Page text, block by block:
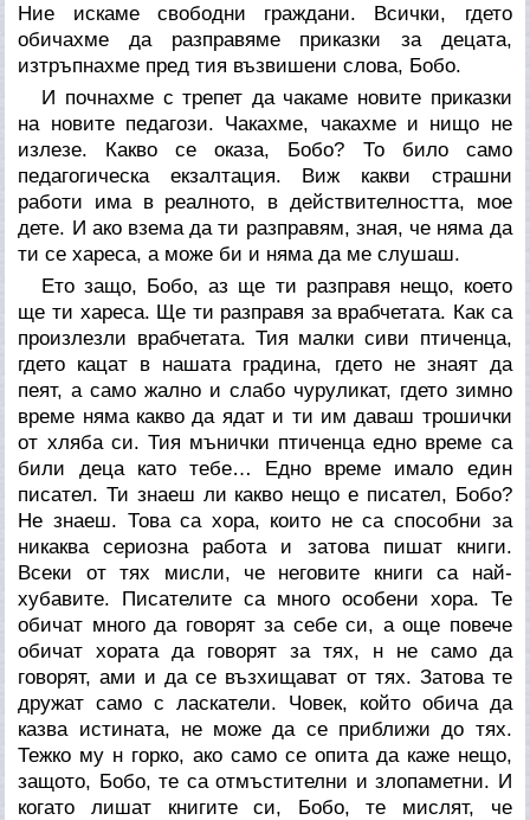
Ние искаме свободни граждани. Всички, гдето
обичахме да разправяме приказки за децата,
изтръпнахме пред тия възвишени слова, Бобо.
И почнахме с трепет да чакаме новите приказки
на новите педагози. Чакахме, чакахме и нищо не
излезе. Какво се оказа, Бобо? То било само
педагогическа екзалтация. Виж какви страшни
работи има в реалното, в действителността, мое
дете. И ако взема да ти разправям, зная, че няма да
ти се хареса, а може би и няма да ме слушаш.
Ето защо, Бобо, аз ще ти разправя нещо, което
ще ти хареса. Ще ти разправя за врабчетата. Как са
произлезли врабчетата. Тия малки сиви птиченца,
гдето кацат в нашата градина, гдето не знаят да
пеят, а само жално и слабо чуруликат, гдето зимно
време няма какво да ядат и ти им даваш трошички
от хляба си. Тия мънички птиченца едно време са
били деца като тебе… Едно време имало един
писател. Ти знаеш ли какво нещо е писател, Бобо?
Не знаеш. Това са хора, които не са способни за
никаква сериозна работа и затова пишат книги.
Всеки от тях мисли, че неговите книги са най-
хубавите. Писателите са много особени хора. Те
обичат много да говорят за себе си, а още повече
обичат хората да говорят за тях, н не само да
говорят, ами и да се възхищават от тях. Затова те
дружат само с ласкатели. Човек, който обича да
казва истината, не може да се приближи до тях.
Тежко му н горко, ако само се опита да каже нещо,
защото, Бобо, те са отмъстителни и злопаметни. И
когато лишат книгите си, Бобо, те мислят, че